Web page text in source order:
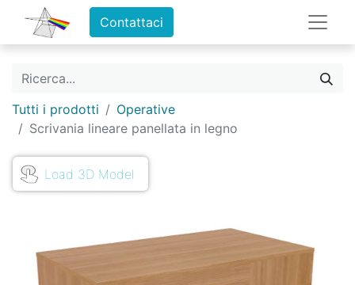
Contattaci
Tutti i prodotti
Operative
Scrivania lineare panellata in legno
Load 3D Model